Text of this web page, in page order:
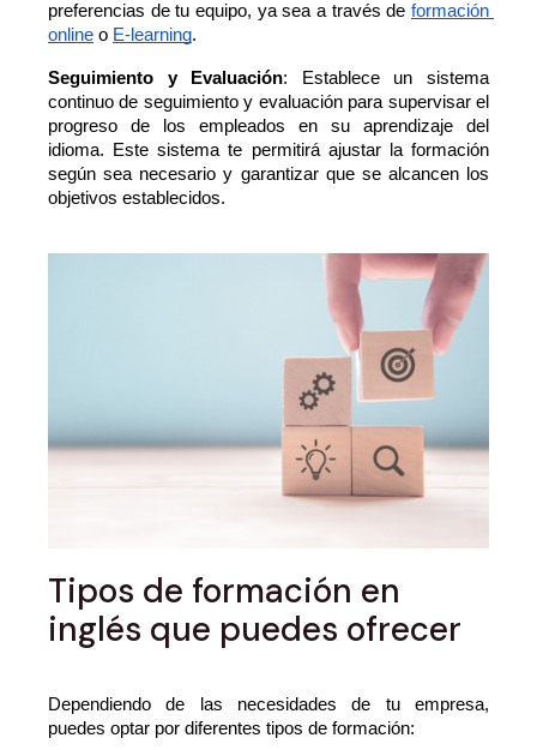
preferencias de tu equipo, ya sea a través de formación
online o E-learning.
Seguimiento y Evaluación: Establece un sistema
continuo de seguimiento y evaluación para supervisar el
progreso de los empleados en su aprendizaje del
idioma. Este sistema te permitirá ajustar la formación
según sea necesario y garantizar que se alcancen los
objetivos establecidos.
Tipos de formación en
inglés que puedes ofrecer
Dependiendo de las necesidades de tu empresa,
puedes optar por diferentes tipos de formación: